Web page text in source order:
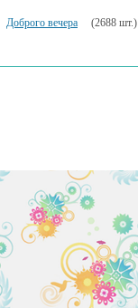
Доброго вечера (2688 шт.)